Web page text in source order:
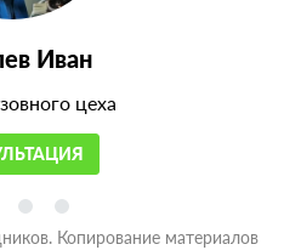
Иван
цеха
Копирование материалов